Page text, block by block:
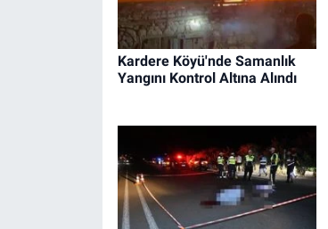
Kardere Köyü'nde Samanlık
Yangını Kontrol Altına Alındı